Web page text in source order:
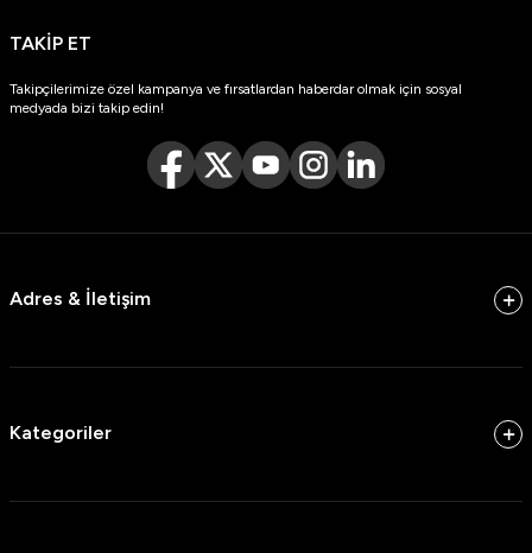
TAKİP ET
Takipçilerimize özel kampanya ve fırsatlardan haberdar olmak için sosyal
medyada bizi takip edin!
Adres & İletişim
Kategoriler